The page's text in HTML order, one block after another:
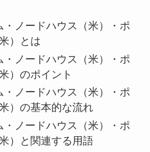
・ノードハウス（米）・ポ
）とは
・ノードハウス（米）・ポ
）のポイント
・ノードハウス（米）・ポ
）の基本的な流れ
・ノードハウス（米）・ポ
）と関連する用語